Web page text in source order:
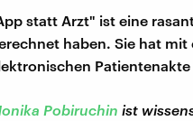
statt Arzt" ist eine
haben. Sie hat
Pobiruchin ist